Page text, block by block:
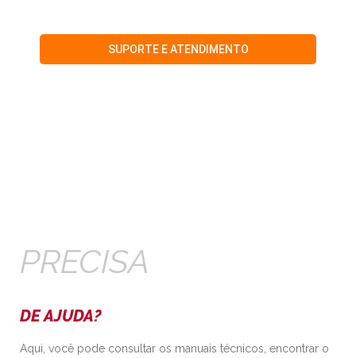
SUPORTE E ATENDIMENTO
PRECISA
DE AJUDA?
Aqui, você pode consultar os manuais técnicos, encontrar o